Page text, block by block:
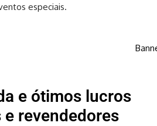
especiais.
e ótimos lucros
revendedores